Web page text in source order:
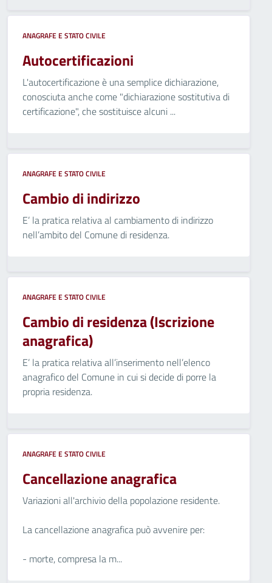
ANAGRAFE E STATO CIVILE
Autocertificazioni
L'autocertificazione è una semplice dichiarazione,
conosciuta anche come "dichiarazione sostitutiva di
certificazione", che sostituisce alcuni ...
ANAGRAFE E STATO CIVILE
Cambio di indirizzo
E’ la pratica relativa al cambiamento di indirizzo
nell’ambito del Comune di residenza.
ANAGRAFE E STATO CIVILE
Cambio di residenza (Iscrizione
anagrafica)
E’ la pratica relativa all’inserimento nell’elenco
anagrafico del Comune in cui si decide di porre la
propria residenza.
ANAGRAFE E STATO CIVILE
Cancellazione anagrafica
Variazioni all'archivio della popolazione residente.
La cancellazione anagrafica può avvenire per:
- morte, compresa la m...